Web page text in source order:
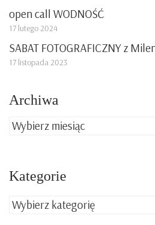
open call WODNOŚĆ
17 lutego 2024
SABAT FOTOGRAFICZNY z
17 listopada 2023
Archiwa
Archiwa
Kategorie
Kategorie